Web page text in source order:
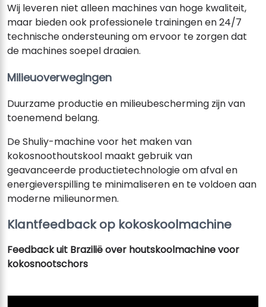
Wij leveren niet alleen machines van hoge kwaliteit,
maar bieden ook professionele trainingen en 24/7
technische ondersteuning om ervoor te zorgen dat
de machines soepel draaien.
Milieuoverwegingen
Duurzame productie en milieubescherming zijn van
toenemend belang.
De Shuliy-machine voor het maken van
kokosnoothoutskool maakt gebruik van
geavanceerde productietechnologie om afval en
energieverspilling te minimaliseren en te voldoen aan
moderne milieunormen.
Klantfeedback op kokoskoolmachine
Feedback uit Brazilië over houtskoolmachine voor
kokosnootschors